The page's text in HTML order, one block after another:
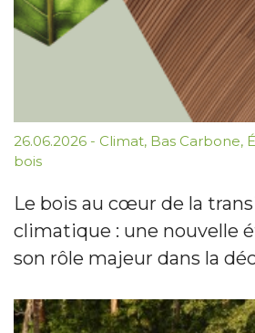
26.06.2026 - Climat, Bas Carbone,
bois
Le bois au cœur de la
climatique : une nouvelle
son rôle majeur dans la